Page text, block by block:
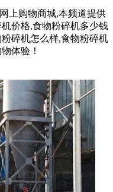
上购物商城,本频道提供
价格,食物粉碎机多少钱
碎机怎么样,食物粉碎机
体验！